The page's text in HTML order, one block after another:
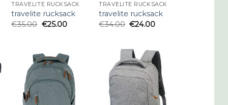
TRAVELITE RUCKSACK
travelite rucksack
€35.00 €25.00
TRAVELITE RUCKSACK
travelite rucksack
€34.00 €24.00